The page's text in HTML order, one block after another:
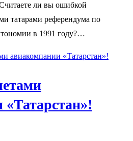
Считаете ли вы ошибкой
татарами референдума по
в 1991 году?…